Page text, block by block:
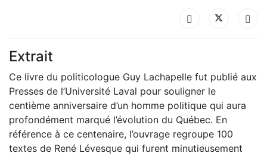
Extrait
Ce livre du politicologue Guy Lachapelle fut publié aux
Presses de l’Université Laval pour souligner le
centième anniversaire d’un homme politique qui aura
profondément marqué l’évolution du Québec. En
référence à ce centenaire, l’ouvrage regroupe 100
textes de René Lévesque qui furent minutieusement